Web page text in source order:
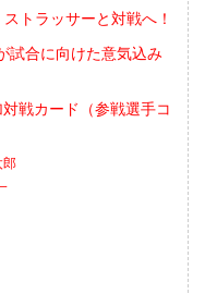
トラッサーと対戦へ！
試合に向けた意気込み
戦カード（参戦選手コ
郎